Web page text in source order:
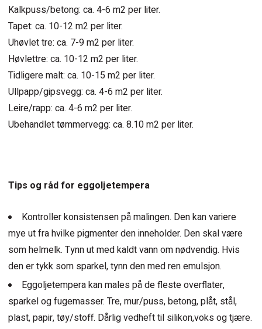
Kalkpuss/betong: ca. 4-6 m2 per liter.
Tapet: ca. 10-12 m2 per liter.
Uhøvlet tre: ca. 7-9 m2 per liter.
Høvlettre: ca. 10-12 m2 per liter.
Tidligere malt: ca. 10-15 m2 per liter.
Ullpapp/gipsvegg: ca. 4-6 m2 per liter.
Leire/rapp: ca. 4-6 m2 per liter.
Ubehandlet tømmervegg: ca. 8.10 m2 per liter.
Tips og råd for eggoljetempera
Kontroller konsistensen på malingen. Den kan variere
mye ut fra hvilke pigmenter den inneholder. Den skal være
som helmelk. Tynn ut med kaldt vann om nødvendig. Hvis
den er tykk som sparkel, tynn den med ren emulsjon.
Eggoljetempera kan males på de fleste overflater,
sparkel og fugemasser. Tre, mur/puss, betong, plåt, stål,
plast, papir, tøy/stoff. Dårlig vedheft til silikon,voks og tjære.